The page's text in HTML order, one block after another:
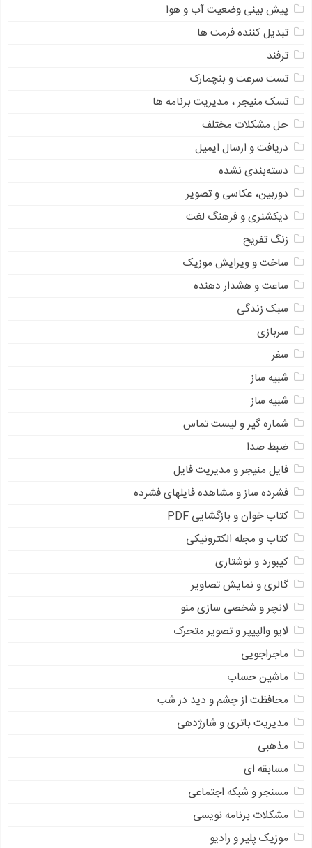
پیش بینی وضعیت آب و هوا
تبدیل کننده فرمت ها
ترفند
تست سرعت و بنچمارک
تسک منیجر ، مدیریت برنامه ها
حل مشکلات مختلف
دریافت و ارسال ایمیل
دسته‌بندی نشده
دوربین، عکاسی و تصویر
دیکشنری و فرهنگ لغت
زنگ تفریح
ساخت و ویرایش موزیک
ساعت و هشدار دهنده
سبک زندگی
سربازی
سفر
شبیه ساز
شبیه ساز
شماره گیر و لیست تماس
ضبط صدا
فایل منیجر و مدیریت فایل
فشرده ساز و مشاهده فایلهای فشرده
کتاب خوان و بازگشایی PDF
کتاب و مجله الکترونیکی
کیبورد و نوشتاری
گالری و نمایش تصاویر
لانچر و شخصی سازی منو
لایو والپیپر و تصویر متحرک
ماجراجویی
ماشین حساب
محافظت از چشم و دید در شب
مدیریت باتری و شارژدهی
مذهبی
مسابقه ای
مسنجر و شبکه اجتماعی
مشکلات برنامه نویسی
موزیک پلیر و رادیو